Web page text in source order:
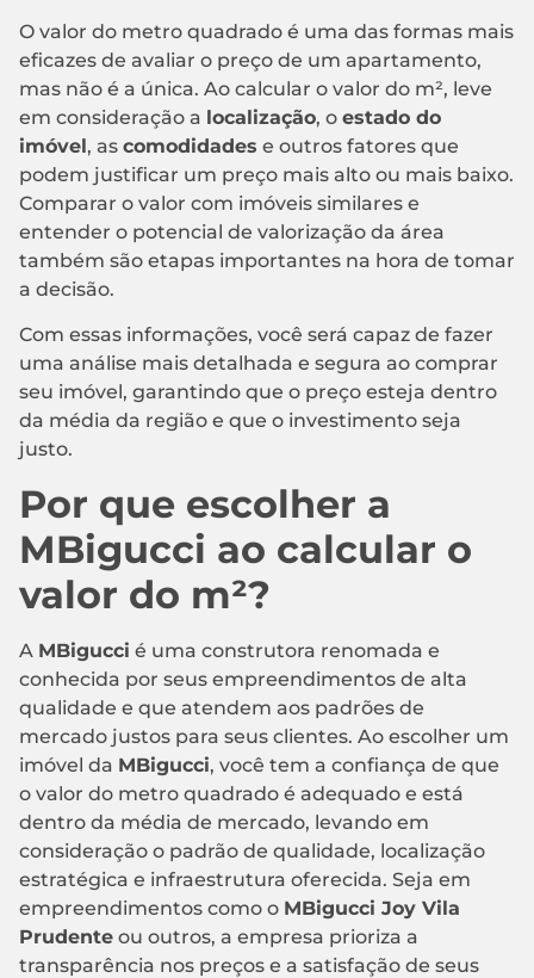
O valor do metro quadrado é uma das formas mais
eficazes de avaliar o preço de um apartamento,
mas não é a única. Ao calcular o valor do m², leve
em consideração a localização, o estado do
imóvel, as comodidades e outros fatores que
podem justificar um preço mais alto ou mais baixo.
Comparar o valor com imóveis similares e
entender o potencial de valorização da área
também são etapas importantes na hora de tomar
a decisão.
Com essas informações, você será capaz de fazer
uma análise mais detalhada e segura ao comprar
seu imóvel, garantindo que o preço esteja dentro
da média da região e que o investimento seja
justo.
Por que escolher a
MBigucci ao calcular o
valor do m²?
A MBigucci é uma construtora renomada e
conhecida por seus empreendimentos de alta
qualidade e que atendem aos padrões de
mercado justos para seus clientes. Ao escolher um
imóvel da MBigucci, você tem a confiança de que
o valor do metro quadrado é adequado e está
dentro da média de mercado, levando em
consideração o padrão de qualidade, localização
estratégica e infraestrutura oferecida. Seja em
empreendimentos como o MBigucci Joy Vila
Prudente ou outros, a empresa prioriza a
transparência nos preços e a satisfação de seus